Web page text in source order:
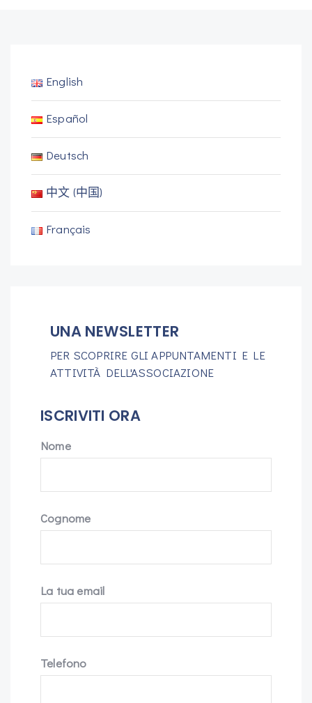
English
Español
Deutsch
中文 (中国)
Français
UNA NEWSLETTER
PER SCOPRIRE GLI APPUNTAMENTI E LE
ATTIVITÀ DELL'ASSOCIAZIONE
ISCRIVITI ORA
Nome
Cognome
La tua email
Telefono